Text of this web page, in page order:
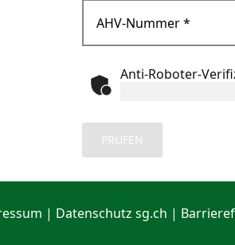
AHV-Nummer*
Anti-Roboter-
PRÜFEN
| Datenschutz sg.ch |